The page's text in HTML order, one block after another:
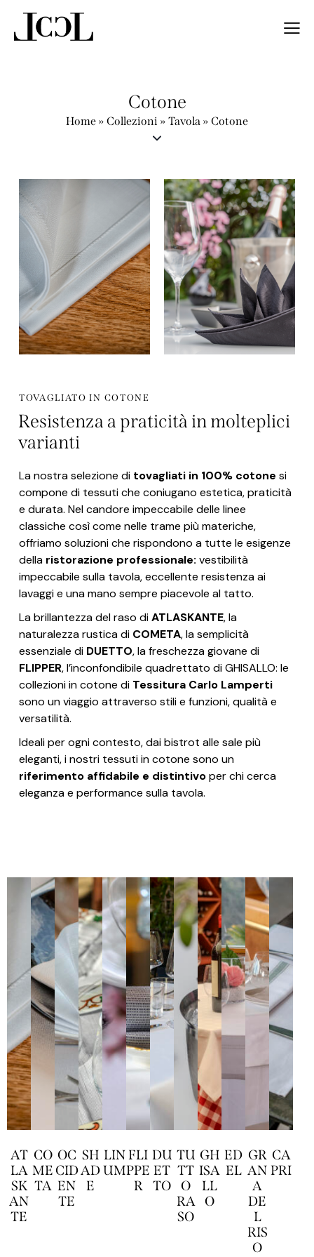
Cotone
Home » Collezioni » Tavola » Cotone
TOVAGLIATO IN COTONE
Resistenza a praticità in molteplici
varianti
La nostra selezione di tovagliati in 100% cotone si
compone di tessuti che coniugano estetica, praticità
e durata. Nel candore impeccabile delle linee
classiche così come nelle trame più materiche,
offriamo soluzioni che rispondono a tutte le esigenze
della ristorazione professionale: vestibilità
impeccabile sulla tavola, eccellente resistenza ai
lavaggi e una mano sempre piacevole al tatto.
La brillantezza del raso diATLASKANTE, la
naturalezza rustica di COMETA, la semplicità
essenziale di DUETTO, la freschezza giovane di
FLIPPER, l’inconfondibile quadrettato di GHISALLO: le
collezioni in cotone di Tessitura Carlo Lamperti
sono un viaggio attraverso stili e funzioni, qualità e
versatilità.
Ideali per ogni contesto, dai bistrot alle sale più
eleganti, i nostri tessuti in cotone sono un
riferimento affidabile e distintivoper chi cerca
eleganza e performance sulla tavola.
AT
LA
SK
AN
TE
CO
ME
TA
OC
CID
EN
TE
SH
AD
E
LIN
UM
FLI
PPE
R
DU
ET
TO
TU
TT
O
RA
SO
GH
ISA
LL
O
ED
EL
GR
AN
A
DE
L
RIS
O
CA
PRI